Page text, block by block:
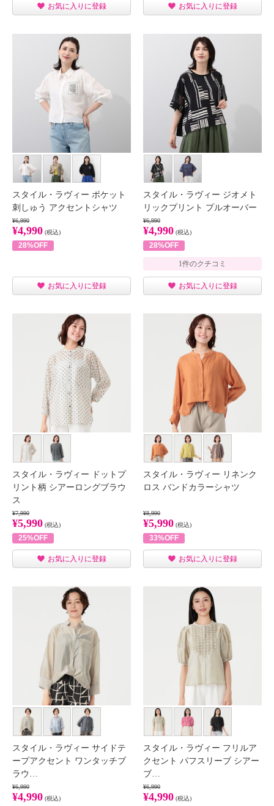
お気に入りに登録 お気に入りに登録
スタイル・ラヴィー ポケット
刺しゅう アクセントシャツ
¥6,990
¥4,990 (税込)
28%OFF
お気に入りに登録
スタイル・ラヴィー ジオメト
リックプリント プルオーバー
¥6,990
¥4,990 (税込)
28%OFF
1件のクチコミ
お気に入りに登録
スタイル・ラヴィー ドットプ
リント柄 シアーロングブラウ
ス
¥7,990
¥5,990 (税込)
25%OFF
お気に入りに登録
スタイル・ラヴィー リネンク
ロス バンドカラーシャツ
¥8,990
¥5,990 (税込)
33%OFF
お気に入りに登録
スタイル・ラヴィー サイドテ
ープアクセント ワンタッチブ
ラウ…
¥6,990
¥4,990 (税込)
スタイル・ラヴィー フリルア
クセント パフスリーブ シアー
ブ…
¥6,990
¥4,990 (税込)